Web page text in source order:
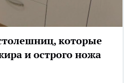
которые
и острого ножа